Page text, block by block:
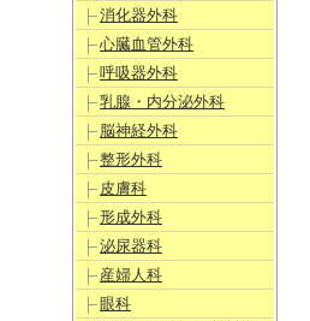
消化器外科
心臓血管外科
呼吸器外科
乳腺・内分泌外科
脳神経外科
整形外科
皮膚科
形成外科
泌尿器科
産婦人科
眼科